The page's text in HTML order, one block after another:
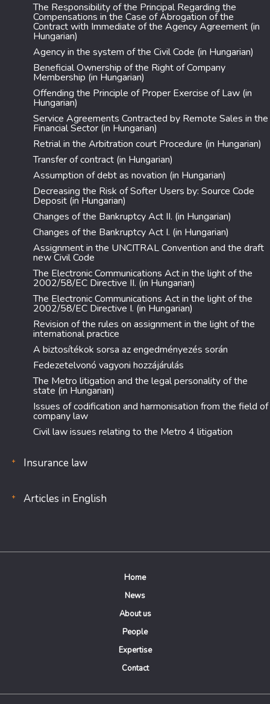
The Responsibility of the Principal Regarding the
Compensations in the Case of Abrogation of the
Contract with Immediate of the Agency Agreement (in
Hungarian)
Agency in the system of the Civil Code (in Hungarian)
Beneficial Ownership of the Right of Company
Membership (in Hungarian)
Offending the Principle of Proper Exercise of Law (in
Hungarian)
Service Agreements Contracted by Remote Sales in the
Financial Sector (in Hungarian)
Retrial in the Arbitration court Procedure (in Hungarian)
Transfer of contract (in Hungarian)
Assumption of debt as novation (in Hungarian)
Decreasing the Risk of Softer Users by: Source Code
Deposit (in Hungarian)
Changes of the Bankruptcy Act II. (in Hungarian)
Changes of the Bankruptcy Act I. (in Hungarian)
Assignment in the UNCITRAL Convention and the draft
new Civil Code
The Electronic Communications Act in the light of the
2002/58/EC Directive II. (in Hungarian)
The Electronic Communications Act in the light of the
2002/58/EC Directive I. (in Hungarian)
Revision of the rules on assignment in the light of the
international practice
A biztosítékok sorsa az engedményezés során
Fedezetelvonó vagyoni hozzájárulás
The Metro litigation and the legal personality of the
state (in Hungarian)
Issues of codification and harmonisation from the field of
company law
Civil law issues relating to the Metro 4 litigation
Insurance law
Articles in English
Home
News
About us
People
Expertise
Contact